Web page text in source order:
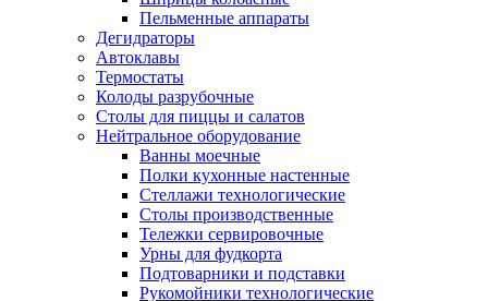
Пельменные аппараты
Дегидраторы
Автоклавы
Термостаты
Колоды разрубочные
Столы для пиццы и салатов
Нейтральное оборудование
Ванны моечные
Полки кухонные настенные
Стеллажи технологические
Столы производственные
Тележки сервировочные
Урны для фудкорта
Подтоварники и подставки
Рукомойники технологические